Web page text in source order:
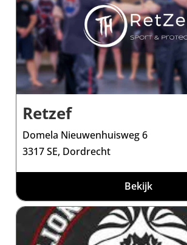
Retzef
Domela Nieuwenhuisweg 6
3317 SE, Dordrecht
Bekijk